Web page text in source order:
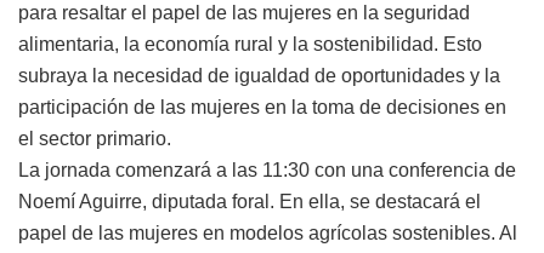
para resaltar el papel de las mujeres en la seguridad
alimentaria, la economía rural y la sostenibilidad. Esto
subraya la necesidad de igualdad de oportunidades y la
participación de las mujeres en la toma de decisiones en
el sector primario.
La jornada comenzará a las 11:30 con una conferencia de
Noemí Aguirre, diputada foral. En ella, se destacará el
papel de las mujeres en modelos agrícolas sostenibles. Al